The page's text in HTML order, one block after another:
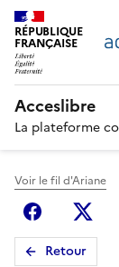
RÉPUBLIQUE
FRANÇAISE
Acceslibre
La plateforme
Voir le fil d'Ariane
Facebook
Retour